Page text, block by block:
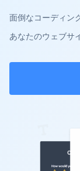
面倒なコーディン
あなたのウェブサ